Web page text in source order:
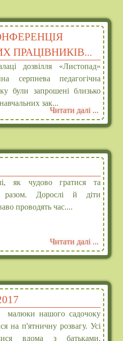
ПРАЦІВНИКІВ...
дозвілля «Листопад»
серпнева педагогічна
були запрошені близько
зак...
Читати далі ...
як чудово гратися та
разом. Дорослі й діти
проводять час....
Читати далі ...
малюки нашого садочоку
на п'ятничну розвагу. Усі
вдома з батьками,